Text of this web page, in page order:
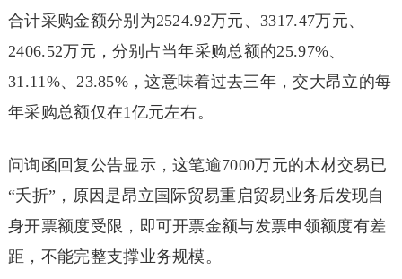
合计采购金额分别为2524.92万元、3317.47万元、
2406.52万元，分别占当年采购总额的25.97%、
31.11%、23.85%，这意味着过去三年，交大昂立的每
年采购总额仅在1亿元左右。
问询函回复公告显示，这笔逾7000万元的木材交易已
“夭折”，原因是昂立国际贸易重启贸易业务后发现自
身开票额度受限，即可开票金额与发票申领额度有差
距，不能完整支撑业务规模。